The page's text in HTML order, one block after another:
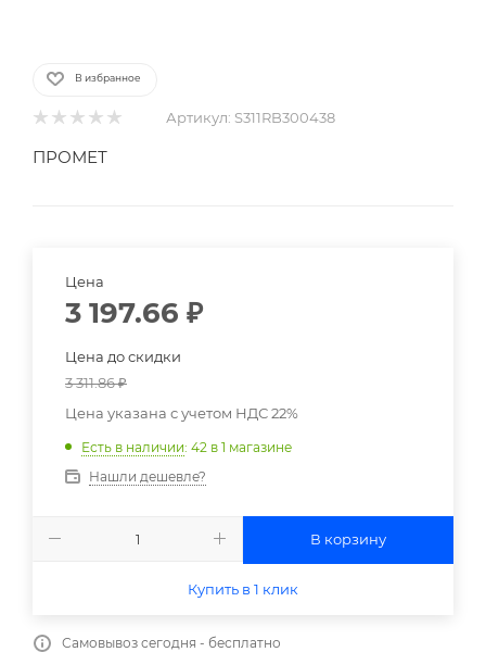
В избранное
Артикул: S311RB300438
ПРОМЕТ
Цена
3 197.66 ₽
Цена до скидки
3 311.86₽
Цена указана с учетом НДС 22%
Есть в наличии: 42 в 1 магазине
Нашли дешевле?
В корзину
Купить в 1 клик
Самовывоз сегодня - бесплатно